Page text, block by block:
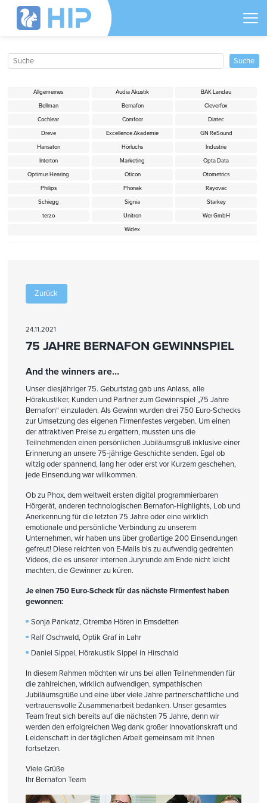
Zurück
24.11.2021
75 JAHRE BERNAFON GEWINNSPIEL
And the winners are…
Unser diesjähriger 75. Geburtstag gab uns Anlass, alle
Hörakustiker, Kunden und Partner zum Gewinnspiel „75 Jahre
Bernafon“ einzuladen. Als Gewinn wurden drei 750 Euro-Schecks
zur Umsetzung des eigenen Firmenfestes vergeben. Um einen
der attraktiven Preise zu ergattern, mussten uns die
Teilnehmenden einen persönlichen Jubiläumsgruß inklusive einer
Erinnerung an unsere 75-jährige Geschichte senden. Egal ob
witzig oder spannend, lang her oder erst vor Kurzem geschehen,
jede Einsendung war willkommen.
Ob zu Phox, dem weltweit ersten digital programmierbaren
Hörgerät, anderen technologischen Bernafon-Highlights, Lob und
Anerkennung für die letzten 75 Jahre oder eine wirklich
emotionale und persönliche Verbindung zu unserem
Unternehmen, wir haben uns über großartige 200 Einsendungen
gefreut! Diese reichten von E-Mails bis zu aufwendig gedrehten
Videos, die es unserer internen Juryrunde am Ende nicht leicht
machten, die Gewinner zu küren.
Je einen 750 Euro-Scheck für das nächste Firmenfest haben
gewonnen:
Sonja Pankatz, Otremba Hören in Emsdetten
Ralf Oschwald, Optik Graf in Lahr
Daniel Sippel, Hörakustik Sippel in Hirschaid
In diesem Rahmen möchten wir uns bei allen Teilnehmenden für
die zahlreichen, wirklich aufwendigen, sympathischen
Jubiläumsgrüße und eine über viele Jahre partnerschaftliche und
vertrauensvolle Zusammenarbeit bedanken. Unser gesamtes
Team freut sich bereits auf die nächsten 75 Jahre, denn wir
werden den erfolgreichen Weg dank großer Innovationskraft und
Leidenschaft in der täglichen Arbeit gemeinsam mit Ihnen
fortsetzen.
Viele Grüße
Ihr Bernafon Team
Allgemeines Audia Akustik
BAK Landau
Bellman
Bernafon
Cleverfox
Cochlear
Comfoor
Diatec
Dreve
Excellence Akademie
GN ReSound
Hansaton
Hörluchs
Industrie
Interton
Marketing
Opta Data
Optimus Hearing
Oticon
Otometrics
Philips
Phonak
Rayovac
Schiegg
Signia
Starkey
terzo
Unitron
Wer GmbH
Widex